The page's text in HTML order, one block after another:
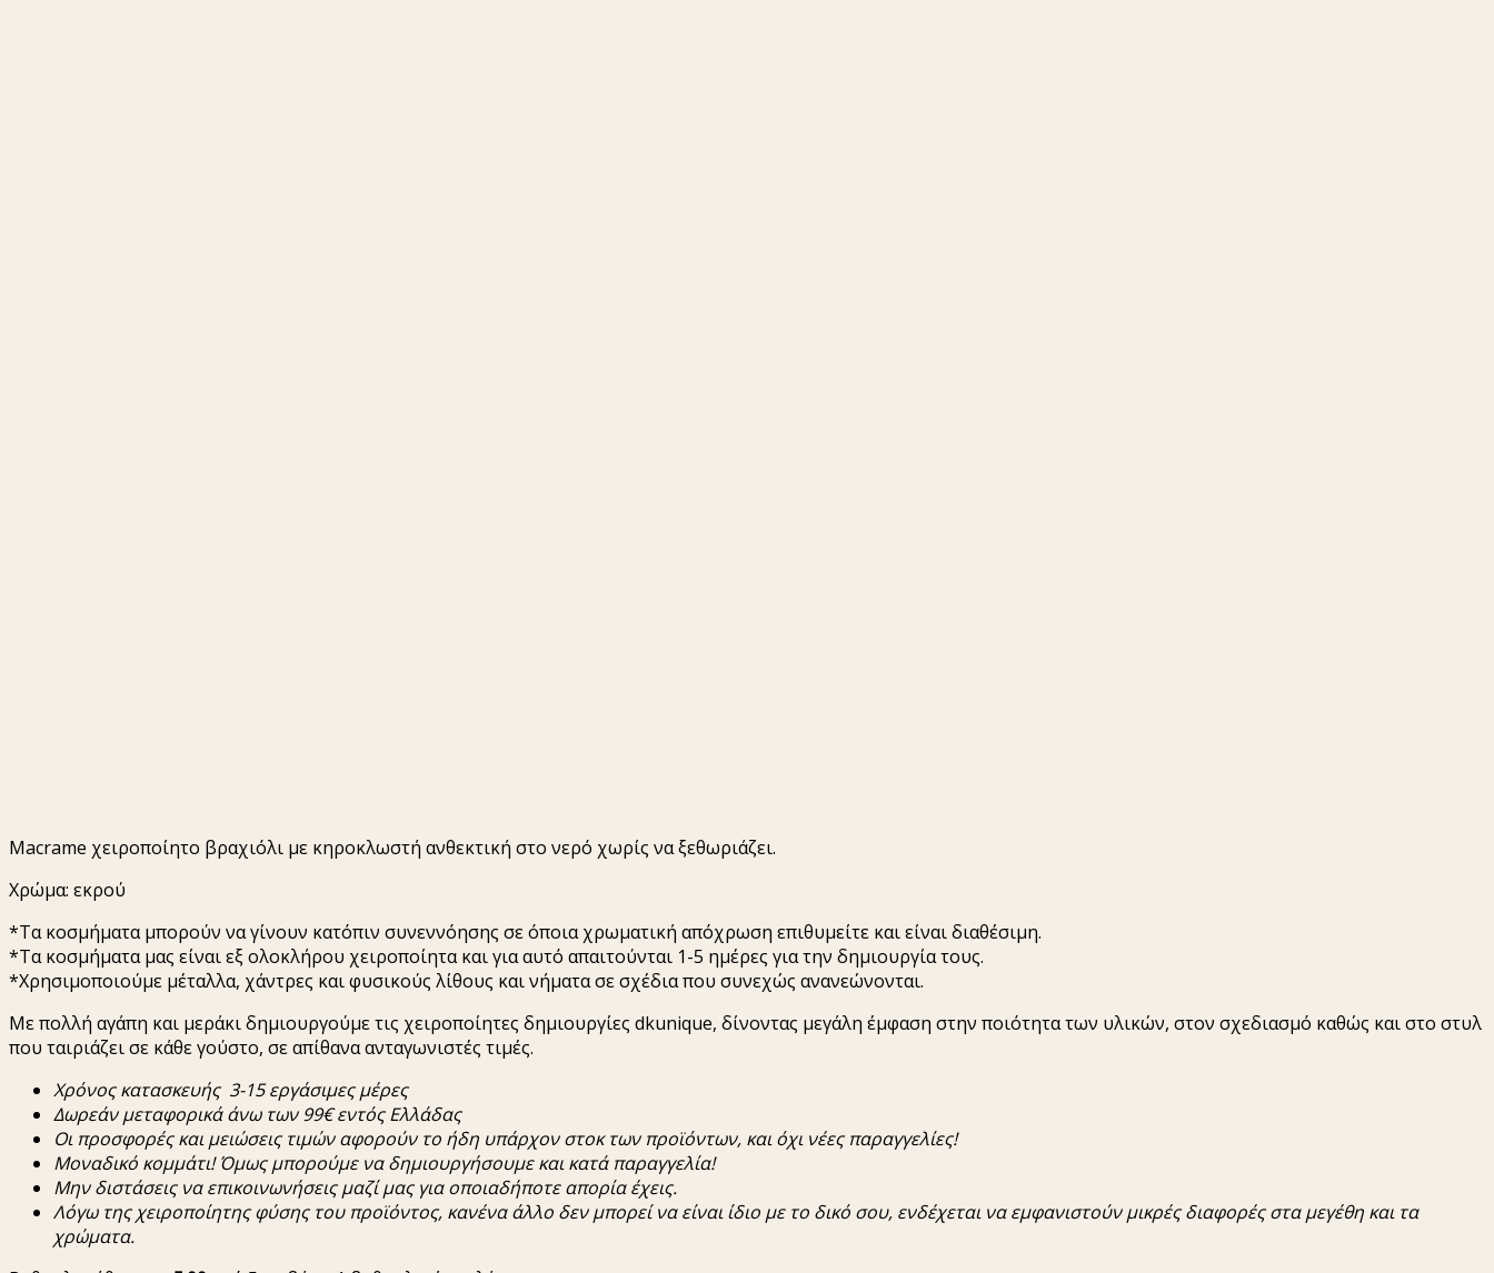
Macrame χειροποίητο βραχιόλι με κηροκλωστή ανθεκτική στο νερό χωρίς να ξεθωριάζει.
Χρώμα: εκρού
*Τα κοσμήματα μπορούν να γίνουν κατόπιν συνεννόησης σε όποια χρωματική απόχρωση επιθυμείτε και είναι διαθέσιμη.
*Τα κοσμήματα μας είναι εξ ολοκλήρου χειροποίητα και για αυτό απαιτούνται 1-5 ημέρες για την δημιουργία τους.
*Χρησιμοποιούμε μέταλλα, χάντρες και φυσικούς λίθους και νήματα σε σχέδια που συνεχώς ανανεώνονται.
Με πολλή αγάπη και μεράκι δημιουργούμε τις χειροποίητες δημιουργίες dkunique, δίνοντας μεγάλη έμφαση στην ποιότητα των υλικών, στον σχεδιασμό καθώς και στο στυλ
που ταιριάζει σε κάθε γούστο, σε απίθανα ανταγωνιστές τιμές.
Χρόνος κατασκευής 3-15εργάσιμες μέρες
Δωρεάν μεταφορικά άνω των99€εντός Ελλάδας
Οιπροσφορές και μειώσεις τιμών αφορούν το ήδη υπάρχον στοκ τωνπροϊόντων, και όχι νέεςπαραγγελίες!
Μοναδικό κομμάτι!Όμως μπορούμε να δημιουργήσουμε και κατάπαραγγελία!
Μην διστάσεις να επικοινωνήσεις μαζί μας για οποιαδήποτε απορία έχεις.
Λόγω της χειροποίητης φύσης τουπροϊόντος, κανένα άλλο δεν μπορεί να είναι ίδιο με το δικό σου, ενδέχεται να εμφανιστούν μικρές διαφορές στα μεγέθη και τα
χρώματα.